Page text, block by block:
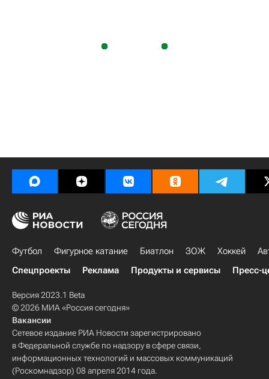
Футбол Фигурное катание Биатлон ЗОЖ Хоккей
Спецпроекты
Реклама Продукты и сервисы Пресс-
Версия 2023.1 Beta
© 2026 МИА «Россия сегодня»
Вакансии
Сетевое издание РИА Новости зарегистрировано
в Федеральной службе по надзору в сфере связи,
информационных технологий и массовых коммуникаций
(Роскомнадзор) 08 апреля 2014 года.